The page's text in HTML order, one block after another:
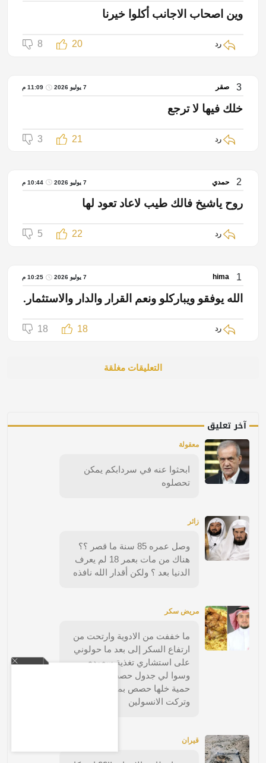
وين اصحاب الاجانب أكلوا خيرنا
رد 20
8
3 صقر 7 يوليو 2026 11:09 م
خلك فيها لا ترجع
رد 21
3
2 حمدي 7 يوليو 2026 10:44 م
روح ياشيخ فالك طيب لاعاد تعود لها
رد 22
5
1
hima 7 يوليو 2026 10:25 م
الله يوفقو ويباركلو ونعم القرار والدار والاستثمار.
رد 18
18
التعليقات مغلقة
آخر تعليق
معقولة
ابحثوا عنه في سردابكم يمكن
تحصلوه
زائر
وصل عمره 85 سنة ما قصر ؟؟
هناك من مات بعمر 18 لم يعرف
الدنيا بعد ؟ ولكن أقدار الله نافذه
مريض سكر
ما خففت من الادوية وارتحت من
ارتفاع السكر إلى بعد ما حولوني
على استشاري تغذية سعودي
وسوا لي جدول حصص بدون
حمية خلها حصص بمقادير معينه
وتركت الانسولين
قيران